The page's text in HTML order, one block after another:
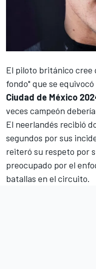
El piloto británico cree
fondo" que se
Ciudad de México
veces campeón
El neerlandés recibió
segundos por sus
reiteró su respeto por
preocupado por el
batallas en el circuito.